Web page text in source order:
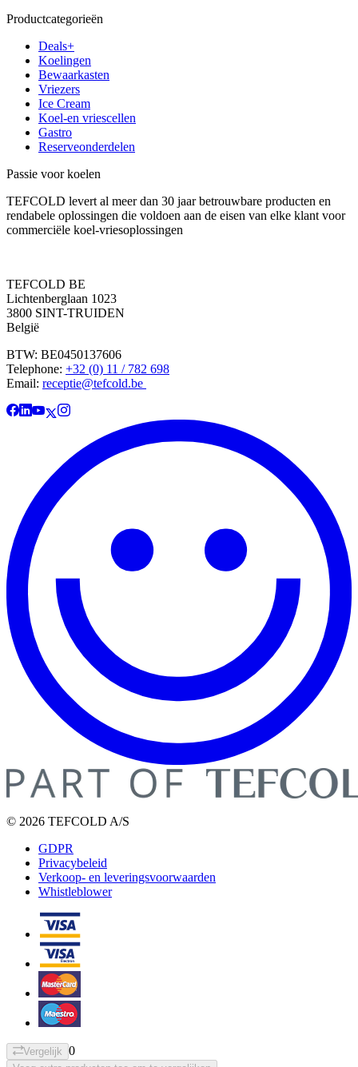
Productcategorieën
Deals+
Koelingen
Bewaarkasten
Vriezers
Ice Cream
Koel-en vriescellen
Gastro
Reserveonderdelen
Passie voor koelen
TEFCOLD levert al meer dan 30 jaar betrouwbare producten en
rendabele oplossingen die voldoen aan de eisen van elke klant voor
commerciële koel-vriesoplossingen
TEFCOLD BE
Lichtenberglaan 1023
3800 SINT-TRUIDEN
België
BTW: BE0450137606
Telephone: +32 (0) 11 / 782 698
Email: receptie@tefcold.be
© 2026 TEFCOLD A/S
GDPR
Privacybeleid
Verkoop- en leveringsvoorwaarden
Whistleblower
Vergelijk 0